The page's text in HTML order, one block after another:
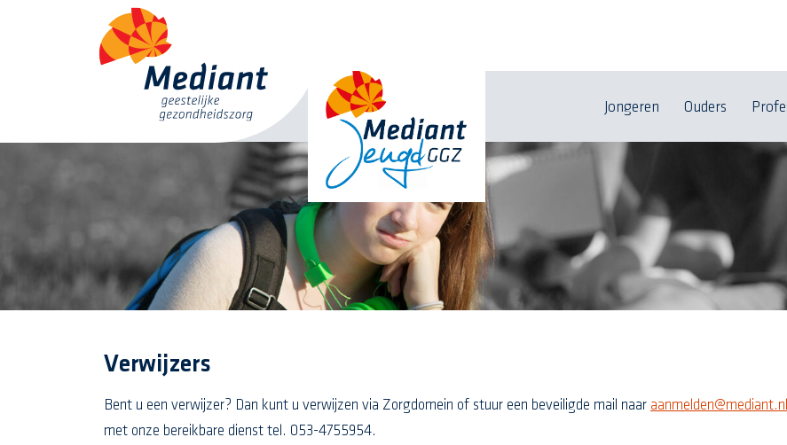
Jongeren Ouders
Verwijzers
Bent u een verwijzer? Dan kunt u verwijzen via Zorgdomein of stuur een beveiligde mail naar aanmelden@mediant.nl
met onze bereikbare dienst tel. 053-4755954.